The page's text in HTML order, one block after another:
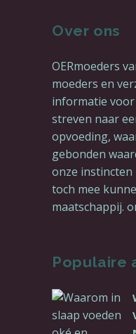
Over ons
OERmoeders
moeders en
informatie
streven naar
opvoeding,
gebonden
onze
toch mee
maatschappij.
Populaire